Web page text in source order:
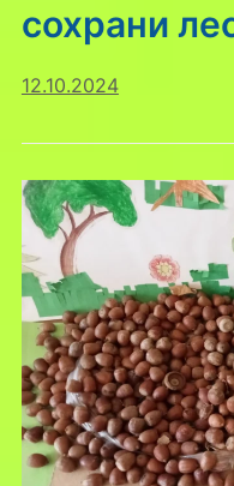
сохрани
12.10.2024